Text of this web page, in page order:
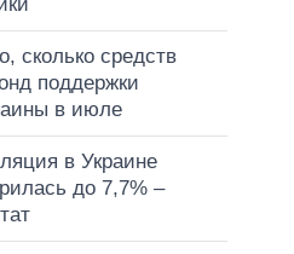
сколько средств
поддержки
в июле
в Украине
до 7,7% –